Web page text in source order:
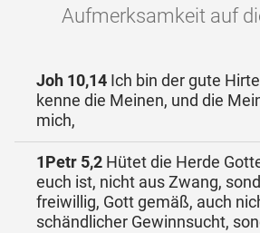
Aufmerksamkeit auf
Joh 10,14 Ich bin der gute
kenne die Meinen, und die
mich,
1Petr 5,2 Hütet die Herde
euch ist, nicht aus Zwang,
freiwillig, Gott gemäß, auch
schändlicher Gewinnsucht,